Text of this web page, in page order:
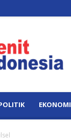
Indonesia
EKONOMI